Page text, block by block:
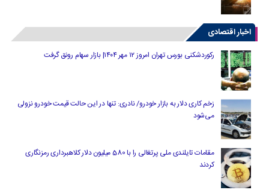
اخبار اقتصادی
رکوردشکنی بورس تهران امروز ۱۲ مهر ۱۴۰۴| بازار سهام رونق گرفت
زخم کاری دلار به بازار خودرو/ نادری: تنها در این حالت قیمت خودرو نزولی
می‌شود
مقامات تایلندی ملی پرتغالی را با 580 میلیون دلار کلاهبرداری رمزنگاری
کردند